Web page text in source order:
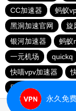
CC加速器
蚂蚁
黑洞加速官网
旋
银河加速器
蚂蚁
一元机场
quickq
快喵vpv加速器
巴博下载站
永久免